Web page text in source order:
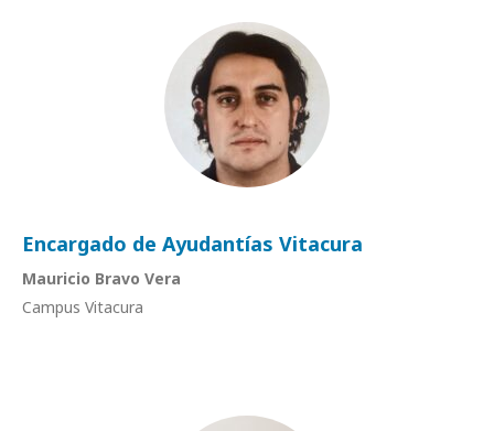
Encargado de Ayudantías Vitacura
Mauricio Bravo Vera
Campus Vitacura